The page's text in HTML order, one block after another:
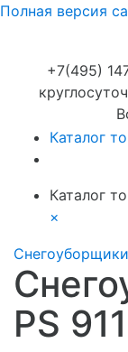
Полная версия
+7(495)
Каталог
Каталог
×
PS